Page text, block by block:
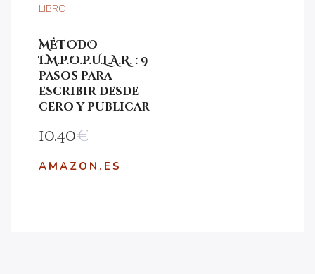
MÉTODO
I.M.P.O.P.U.L.A.R. : 9
pasos para
escribir desde
cero y publicar
10.40€
AMAZON.ES